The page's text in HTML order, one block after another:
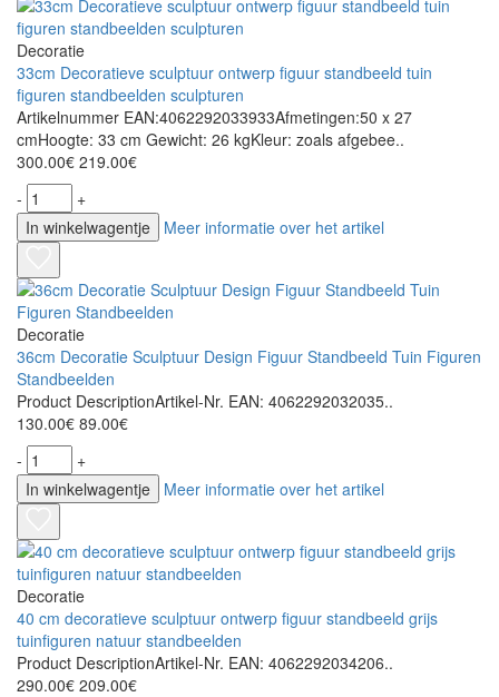
Decoratie
33cm Decoratieve sculptuur ontwerp figuur standbeeld tuin
figuren standbeelden sculpturen
Artikelnummer EAN:4062292033933Afmetingen:50 x 27
cmHoogte: 33 cm Gewicht: 26 kgKleur: zoals afgebee..
300.00€ 219.00€
-
+
In winkelwagentje
Meer informatie over het artikel
Decoratie
36cm Decoratie Sculptuur Design Figuur Standbeeld Tuin Figuren
Standbeelden
Product DescriptionArtikel-Nr. EAN: 4062292032035..
130.00€ 89.00€
-
+
In winkelwagentje
Meer informatie over het artikel
Decoratie
40 cm decoratieve sculptuur ontwerp figuur standbeeld grijs
tuinfiguren natuur standbeelden
Product DescriptionArtikel-Nr. EAN: 4062292034206..
290.00€ 209.00€